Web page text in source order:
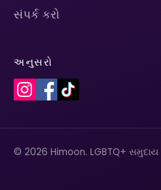
સંપર્ક કરો
અનુસરો
© 2026 Himoon. LGBTQ+ સમુદાય